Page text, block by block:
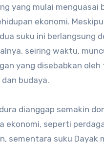
yang mulai menguasai
ekonomi.
suku ini berlangsung
seiring waktu,
yang disebabkan
budaya.
dianggap semakin
ekonomi, seperti
sementara suku Dayak